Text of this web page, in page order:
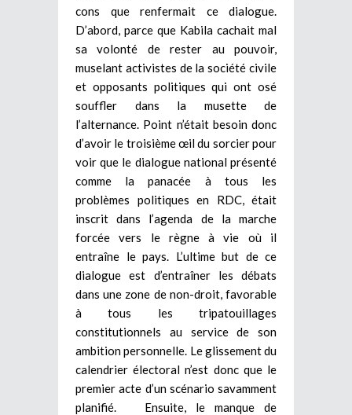
cons que renfermait ce dialogue.
D’abord, parce que Kabila cachait mal
sa volonté de rester au pouvoir,
muselant activistes de la société civile
et opposants politiques qui ont osé
souffler dans la musette de
l’alternance. Point n’était besoin donc
d’avoir le troisième œil du sorcier pour
voir que le dialogue national présenté
comme la panacée à tous les
problèmes politiques en RDC, était
inscrit dans l’agenda de la marche
forcée vers le règne à vie où il
entraîne le pays. L’ultime but de ce
dialogue est d’entraîner les débats
dans une zone de non-droit, favorable
à tous les tripatouillages
constitutionnels au service de son
ambition personnelle. Le glissement du
calendrier électoral n’est donc que le
premier acte d’un scénario savamment
planifié. Ensuite, le manque de